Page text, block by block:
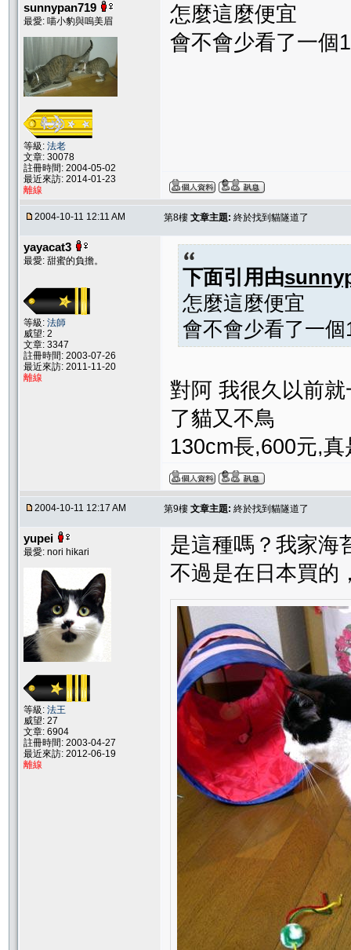
sunnypan719
最愛: 喵小豹與嗚美眉
等級: 法老
文章: 30078
註冊時間: 2004-05-02
最近來訪: 2014-01-23
離線
怎麼這麼便宜
會不會少看了一個
2004-10-11 12:11 AM 第8樓 文章主題: 終於找到貓隧道了
yayacat3
最愛: 甜蜜的負擔。
等級: 法師
威望: 2
文章: 3347
註冊時間: 2003-07-26
最近來訪: 2011-11-20
離線
下面引用由
怎麼這麼便宜
會不會少看了一個
對阿 我很久以前
了貓又不鳥
130cm長,600元,
2004-10-11 12:17 AM 第9樓 文章主題: 終於找到貓隧道了
yupei
最愛: nori hikari
等級: 法王
威望: 27
文章: 6904
註冊時間: 2003-04-27
最近來訪: 2012-06-19
離線
是這種嗎？我家海
不過是在日本買的